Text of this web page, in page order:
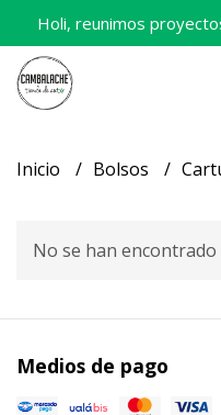
Holi, reunimos
Inicio Bolsos
No se han
Medios de pago